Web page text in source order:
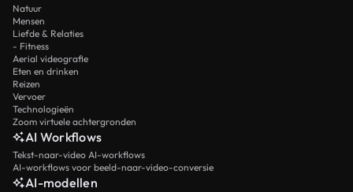
Natuur
Mensen
Liefde & Relaties
- Fitness
Aerial videografie
Eten en drinken
Reizen
Vervoer
Technologieën
Zoom virtuele achtergronden
AI Workflows
Tekst-naar-video AI-workflows
AI-workflows voor beeld-naar-video-conversie
AI-modellen